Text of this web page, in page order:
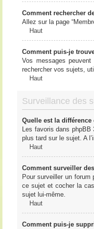
Comment rechercher
Allez sur la page
Haut
Comment puis-je
Vos messages
rechercher vos sujets,
Haut
Surveillance des
Quelle est la
Les favoris dans phpBB
plus tard sur le sujet. A
Haut
Comment surveiller
Pour surveiller un
ce sujet et cocher la
sujet lui-même.
Haut
Comment puis-je